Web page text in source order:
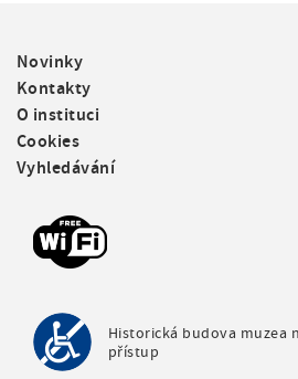
F
o
o
t
e
r
Novinky
Kontakty
O instituci
Cookies
Vyhledávání
Historická budova muzea
přístup